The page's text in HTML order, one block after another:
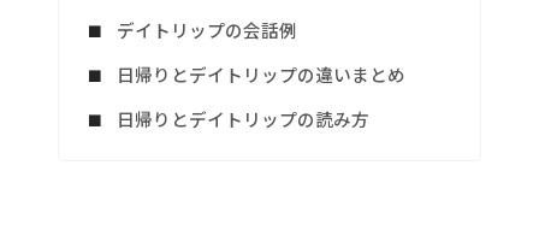
デイトリップの会話例
日帰りとデイトリップの違いまとめ
日帰りとデイトリップの読み方